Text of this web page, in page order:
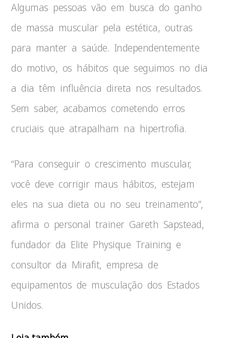
Algumas pessoas vão em busca do ganho
de massa muscular pela estética, outras
para manter a saúde. Independentemente
do motivo, os hábitos que seguimos no dia
a dia têm influência direta nos resultados.
Sem saber, acabamos cometendo erros
cruciais que atrapalham na hipertrofia.
“Para conseguir o crescimento muscular,
você deve corrigir maus hábitos, estejam
eles na sua dieta ou no seu treinamento”,
afirma o personal trainer Gareth Sapstead,
fundador da Elite Physique Training e
consultor da Mirafit, empresa de
equipamentos de musculação dos Estados
Unidos.